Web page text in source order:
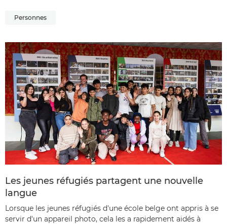
Personnes
Les jeunes réfugiés partagent une nouvelle
langue
Lorsque les jeunes réfugiés d'une école belge ont appris à se
servir d'un appareil photo, cela les a rapidement aidés à